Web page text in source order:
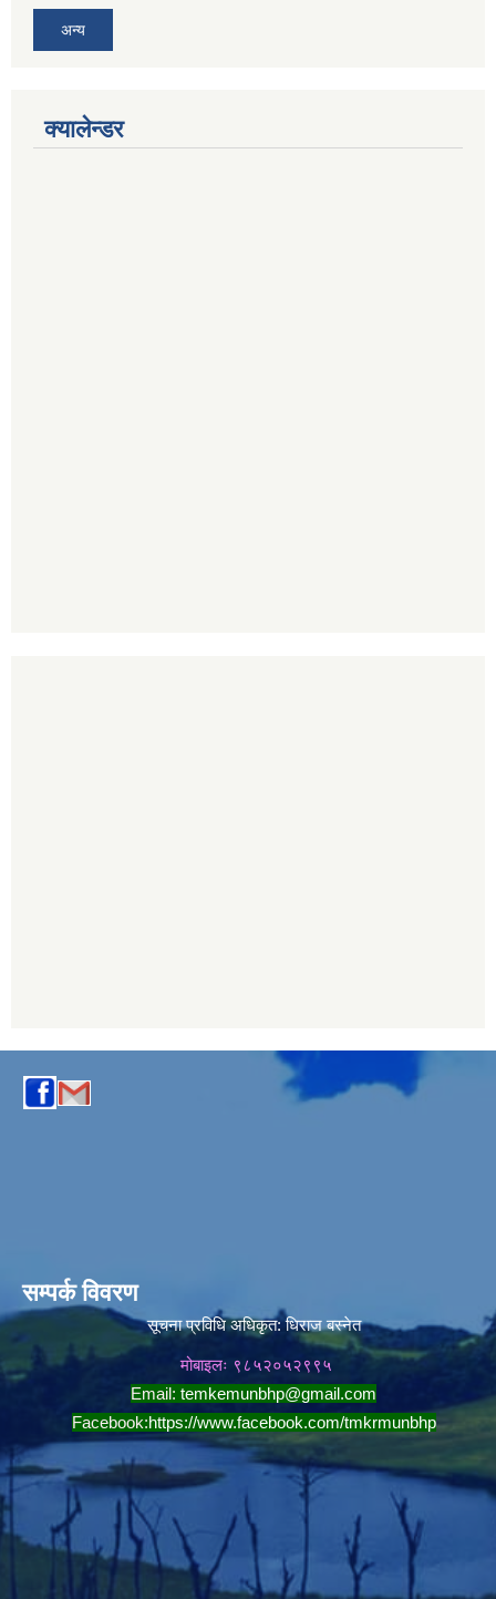
अन्य
क्यालेन्डर
सम्पर्क विवरण
सूचना प्रविधि अधिकृत:धिराज बस्नेत
मोबाइलः ९८५२०५२९९५
Email: temkemunbhp@gmail.com
Facebook:https://www.facebook.com/tmkrmunbhp